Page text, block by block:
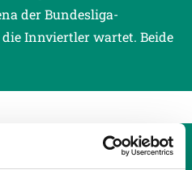
der Bundesliga-
Innviertler wartet. Beide